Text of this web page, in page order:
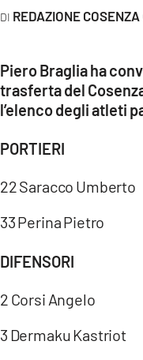
LACITYMAG.IT
COSENZACHANNEL.IT
ILVIBONESE.IT
APPLE
REDAZIONE COSENZA
Piero Braglia ha
trasferta del
l’elenco degli atleti
PORTIERI
22 Saracco Umberto
33 Perina Pietro
DIFENSORI
2 Corsi Angelo
3 Dermaku Kastriot